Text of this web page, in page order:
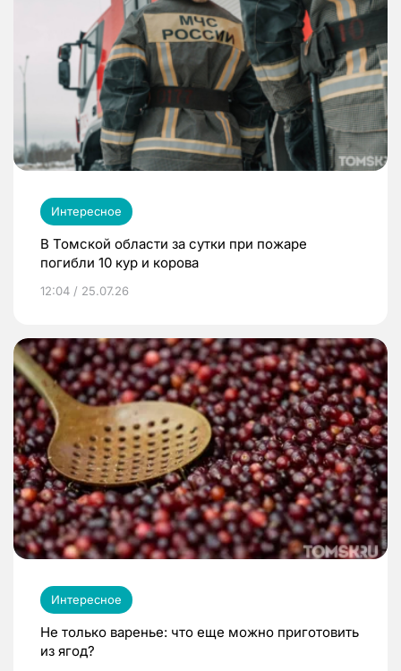
Интересное
В Томской области за сутки при пожаре
погибли 10 кур и корова
12:04 / 25.07.26
Интересное
Не только варенье: что еще можно приготовить
из ягод?